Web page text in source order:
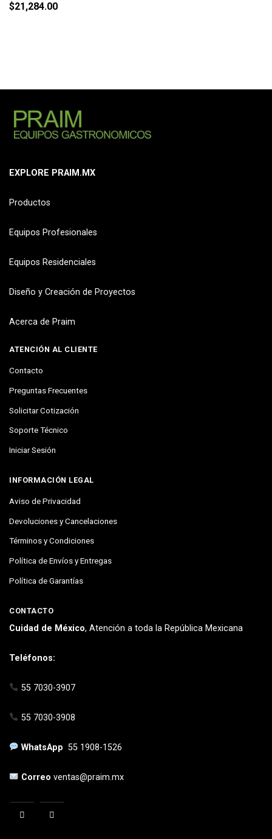
$21,284.00
EXPLORE PRAIM.MX
Productos
Equipos Profesionales
Equipos Residenciales
Diseño y Creación de Proyectos
Acerca de Praim
ATENCIÓN AL CLIENTE
Contacto
Preguntas Frecuentes
Solicitar Cotización
Soporte Técnico
Iniciar Sesión
INFORMACIÓN LEGAL
Aviso de Privacidad
Devoluciones y Cancelaciones
Términos y Condiciones
Política de Envíos y Entregas
Política de Garantías
CONTACTO
Cuidad de México, Atención a toda la República Mexicana
Teléfonos:
55 7030-3907
55 7030-3908
WhatsApp55 1908-1526
Correoventas@praim.mx